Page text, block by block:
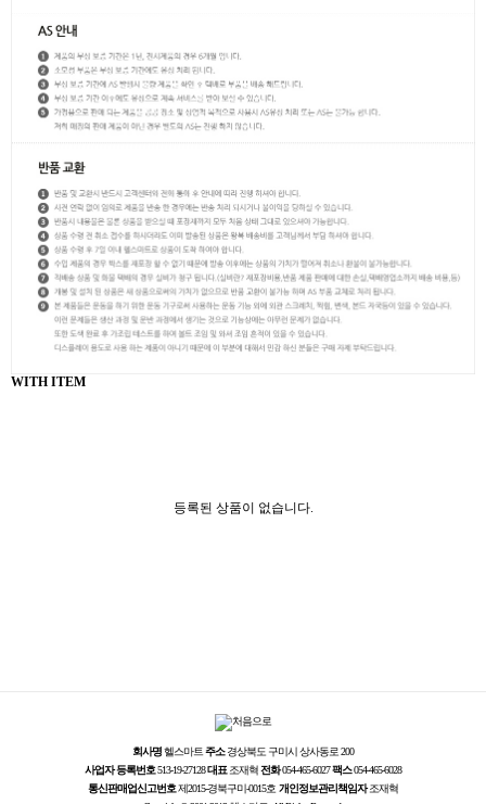
WITH ITEM
등록된 상품이 없습니다.
회사명헬스마트주소경상북도 구미시 상사동로 200
사업자 등록번호513-19-27128대표조재혁전화054-465-6027팩스054-465-6028
통신판매업신고번호제2015-경북구미-0015호 개인정보관리책임자조재혁